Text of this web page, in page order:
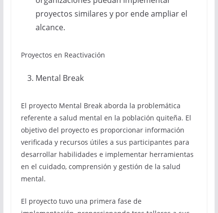
proyectos similares y por ende ampliar el
alcance.
Proyectos en Reactivación
Mental Break
El proyecto Mental Break aborda la problemática
referente a salud mental en la población quiteña. El
objetivo del proyecto es proporcionar información
verificada y recursos útiles a sus participantes para
desarrollar habilidades e implementar herramientas
en el cuidado, comprensión y gestión de la salud
mental.
El proyecto tuvo una primera fase de